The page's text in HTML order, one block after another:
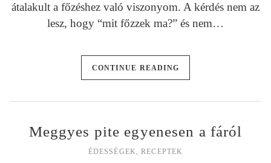
átalakult a főzéshez való viszonyom. A kérdés nem az
lesz, hogy “mit főzzek ma?” és nem…
CONTINUE READING
Meggyes pite egyenesen a fáról
ÉDESSÉGEK,RECEPTEK